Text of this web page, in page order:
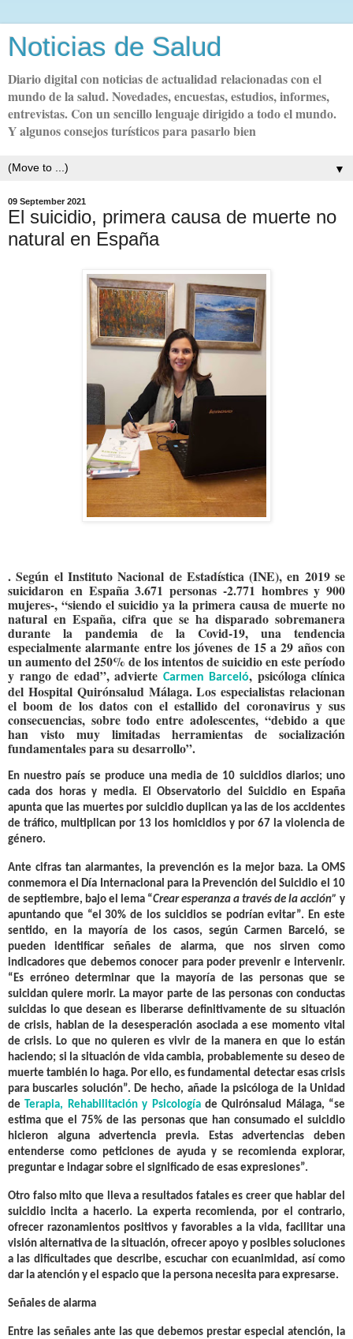
Noticias de Salud
Diario digital con noticias de actualidad relacionadas con el
mundo de la salud. Novedades, encuestas, estudios, informes,
entrevistas. Con un sencillo lenguaje dirigido a todo el mundo.
Y algunos consejos turísticos para pasarlo bien
▼
09 September 2021
El suicidio, primera causa de muerte no
natural en España
. Según el Instituto Nacional de Estadística (INE), en 2019 se
suicidaron en España 3.671 personas -2.771 hombres y 900
mujeres-, “siendo el suicidio ya la primera causa de muerte no
natural en España, cifra que se ha disparado sobremanera
durante la pandemia de la Covid-19, una tendencia
especialmente alarmante entre los jóvenes de 15 a 29 años con
un aumento del 250% de los intentos de suicidioen este período
y rango de edad”, advierte Carmen Barceló, psicóloga clínica
del Hospital Quirónsalud Málaga. Los especialistas relacionan
el boom de los datos con el estallido del coronavirus y sus
consecuencias, sobre todo entre adolescentes, “debido a que
han visto muy limitadas herramientas de socialización
fundamentales para su desarrollo”.
En nuestro país se produce una media de 10 suicidios diarios; uno
cada dos horas y media. El Observatorio del Suicidio en España
apunta que las muertes por suicidioduplican ya las de los accidentes
de tráfico, multiplican por 13 los homicidios y por 67 la violencia de
género.
Ante cifras tan alarmantes, la prevención es la mejor baza. La OMS
conmemora el Día Internacional para la Prevención del Suicidio el 10
de septiembre, bajo el lema “Crear esperanza a través de la acción” y
apuntando que “el 30% de los suicidios se podrían evitar”. En este
sentido, en la mayoría de los casos, según Carmen Barceló, se
pueden identificar señales de alarma, que nos sirven como
indicadores que debemos conocer para poder prevenir e intervenir.
“Es erróneo determinar que la mayoría de las personas que se
suicidan quiere morir. La mayor parte de las personas con conductas
suicidas lo que desean es liberarse definitivamente de su situación
de crisis, hablan de la desesperación asociada a ese momento vital
de crisis. Lo que no quieren es vivir de la manera en que lo están
haciendo; si la situación de vida cambia, probablemente su deseo de
muerte también lo haga. Por ello, es fundamental detectar esas crisis
para buscarles solución”. De hecho, añade la psicóloga de la Unidad
de Terapia, Rehabilitación y Psicología de Quirónsalud Málaga, “se
estima queel 75% de las personas que han consumado el suicidio
hicieron alguna advertencia previa. Estas advertencias deben
entenderse como peticiones de ayuda y se recomienda explorar,
preguntar e indagar sobre el significado de esas expresiones”.
Otro falso mito que lleva a resultados fatales es creer que hablar del
suicidio incita a hacerlo. La experta recomienda, por el contrario,
ofrecer razonamientos positivos y favorables a la vida, facilitar una
visión alternativa de la situación, ofrecer apoyo y posibles soluciones
a las dificultades que describe, escuchar con ecuanimidad, así como
dar la atención y el espacio que la persona necesita para expresarse.
Señales de alarma
Entre las señales ante las que debemos prestar especial atención, la